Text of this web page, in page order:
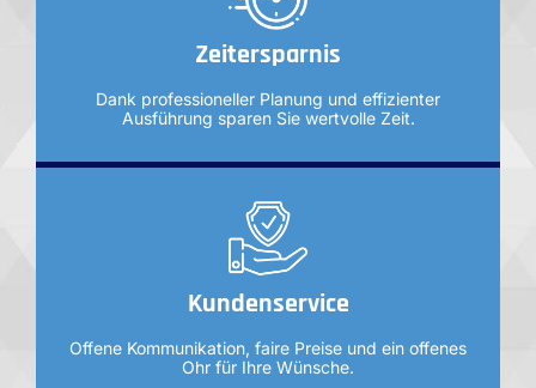
Zeitersparnis
Dank professioneller Planung und effizienter
Ausführung sparen Sie wertvolle Zeit.
Kundenservice
Offene Kommunikation, faire Preise und ein offenes
Ohr für Ihre Wünsche.